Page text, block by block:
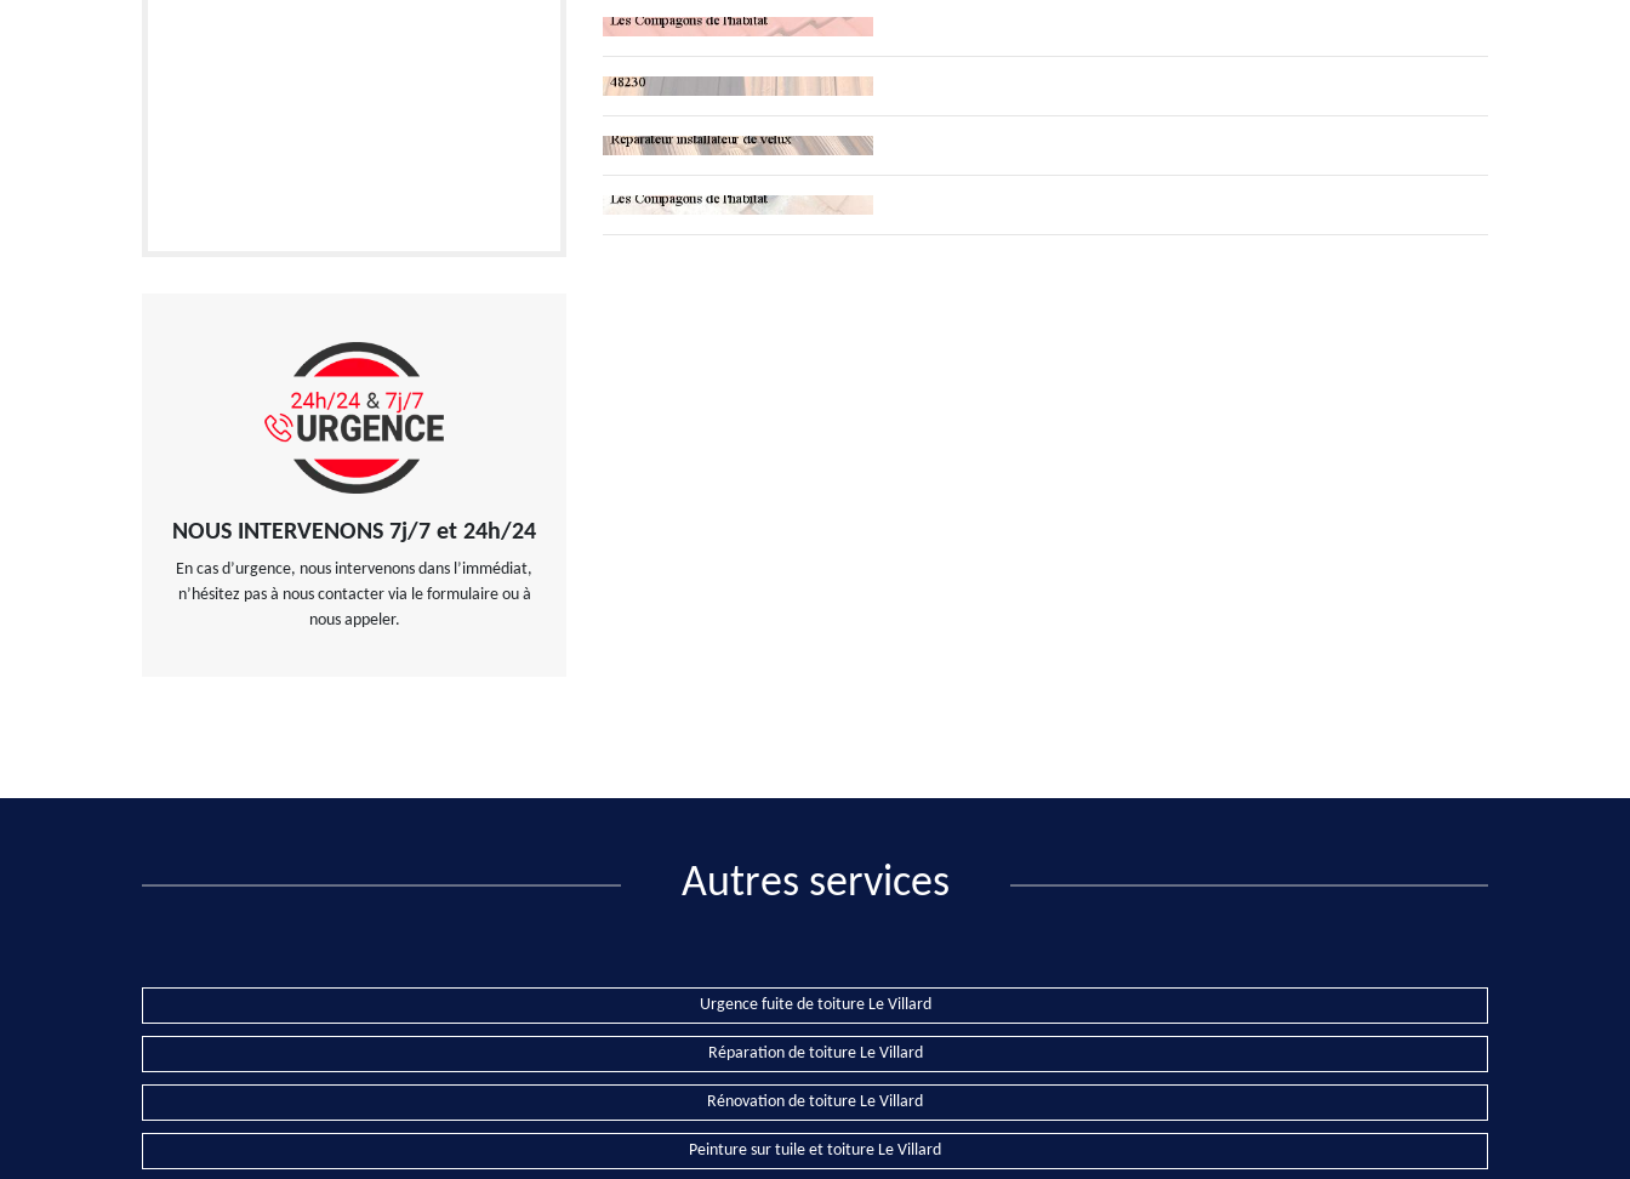
NOUS INTERVENONS 7j/7 et 24h/24
En cas d’urgence, nous intervenons dans l’immédiat,
n’hésitez pas à nous contacter via le formulaire ou à
nous appeler.
Autres services
Urgence fuite de toiture Le Villard
Réparation de toiture Le Villard
Rénovation de toiture Le Villard
Peinture sur tuile et toiture Le Villard